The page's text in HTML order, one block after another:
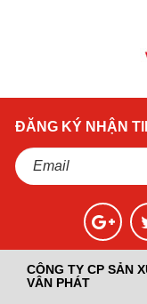
ĐĂNG KÝ NHẬN
CÔNG TY CP SẢN
VÂN PHÁT